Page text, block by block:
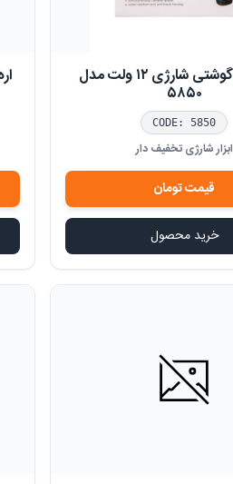
دریل پیچ گوشتی شارژی ۱۲ ولت مدل
۵۸۵۰
CODE: 5850
ابزار شارژی تخفیف دار
قیمتتومان
خرید محصول